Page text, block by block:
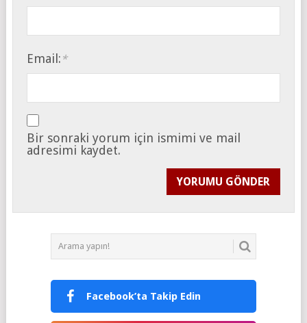
Email: *
Bir sonraki yorum için ismimi ve mail
adresimi kaydet.
Facebook’ta Takip Edin